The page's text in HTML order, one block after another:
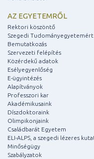
AZ EGYETEMRŐL
Rektori köszöntő
Szegedi
Bemutatkozás
Szervezeti felépítés
Közérdekű adatok
Esélyegyenlőség
E-ügyintézés
Alapítványok
Professzori kar
Akadémikusaink
Díszdoktoraink
Olimpikonjaink
Családbarát Egyetem
ELI-ALPS, a szegedi lézeres
Minőségügy
Szabályzatok